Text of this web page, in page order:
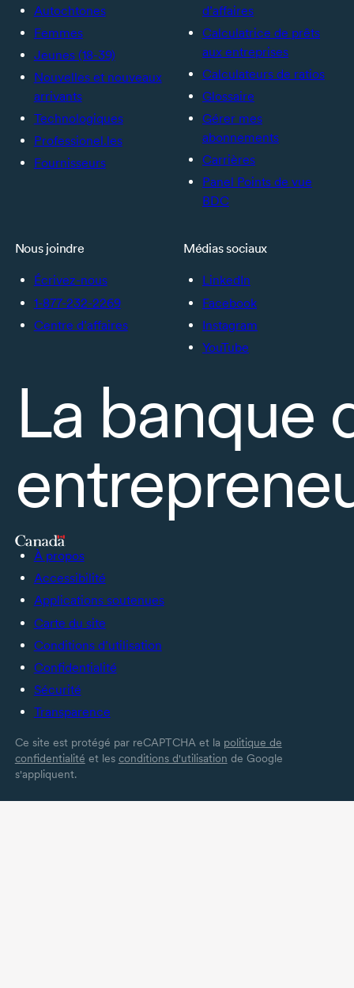
Autochtones
Femmes
Jeunes (18-39)
Nouvelles et nouveaux
arrivants
Technologiques
Professionel.les
Fournisseurs
d’affaires
Calculatrice de prêts
aux entreprises
Calculateurs de ratios
Glossaire
Gérer mes
abonnements
Carrières
Panel Points de vue
BDC
Nous joindre
Écrivez-nous
1-877-232-2269
Centre d’affaires
Médias sociaux
LinkedIn
Facebook
Instagram
YouTube
La banque
À propos
Accessibilité
Applications soutenues
Carte du site
Conditions d’utilisation
Confidentialité
Sécurité
Transparence
Ce site est protégé par reCAPTCHA et la politique de
confidentialité et les conditions d'utilisation de Google
s'appliquent.